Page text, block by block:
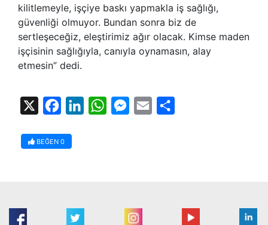
kilitlemeyle, işçiye baskı yapmakla iş sağlığı,
güvenliği olmuyor. Bundan sonra biz de
sertleşeceğiz, eleştirimiz ağır olacak. Kimse maden
işçisinin sağlığıyla, canıyla oynamasın, alay
etmesin” dedi.
FacebookLinkedInWhatsAppMessenger
Email
BEĞEN 0